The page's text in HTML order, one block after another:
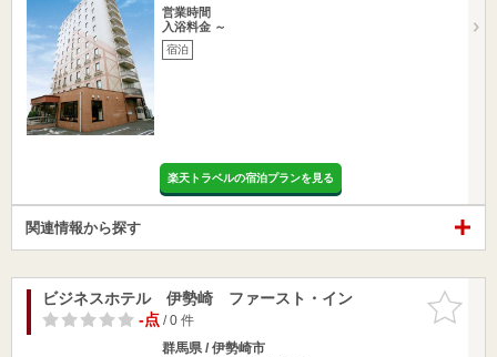
営業時間
入浴料金 ～
宿泊
楽天トラベルの宿泊プランを見る
関連情報から探す
お気に入
りに追加
ビジネスホテル 伊勢崎 ファースト・イン
-点/ 0 件
群馬県 / 伊勢崎市